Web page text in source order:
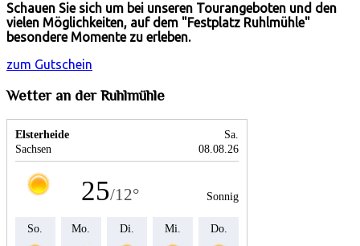
Schauen Sie sich um bei unseren Tourangeboten und den
vielen Möglichkeiten, auf dem "Festplatz Ruhlmühle"
besondere Momente zu erleben.
zum Gutschein
Wetter an der Ruhlmühle